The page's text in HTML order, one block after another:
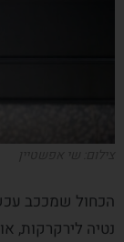
הכחול שמככב
נטיה לירקרקות,